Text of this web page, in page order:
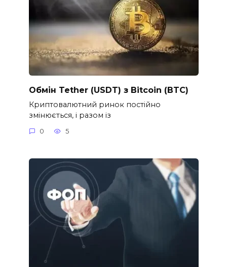
Обмін Tether (USDT) з Bitcoin (BTC)
Криптовалютний ринок постійно
змінюється, і разом із
0 5